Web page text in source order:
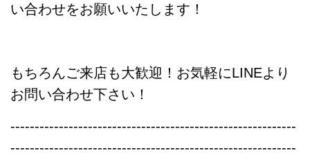
い合わせをお願いいたします！
もちろんご来店も大歓迎！お気軽にLINEより
お問い合わせ下さい！
-----------------------------------------------------------
-----------------------------------------------------------